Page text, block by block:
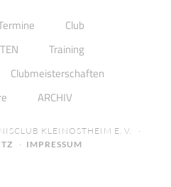
Club
Training
Clubmeisterschaften
ARCHIV
KLEINOSTHEIM E. V. ·
· IMPRESSUM